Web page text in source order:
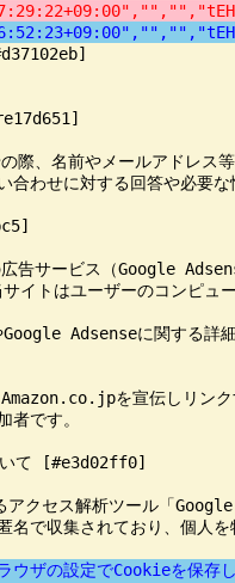
際、名前やメールアドレス
合わせに対する回答や必要
告サービス（Google
イトはユーザーのコンピュ
Google Adsenseに関す
を宣伝しリンク
者です。
いて [#e3d02ff0]
クセス解析ツール「
名で収集されており、個人を
ラウザの設定でCookieを